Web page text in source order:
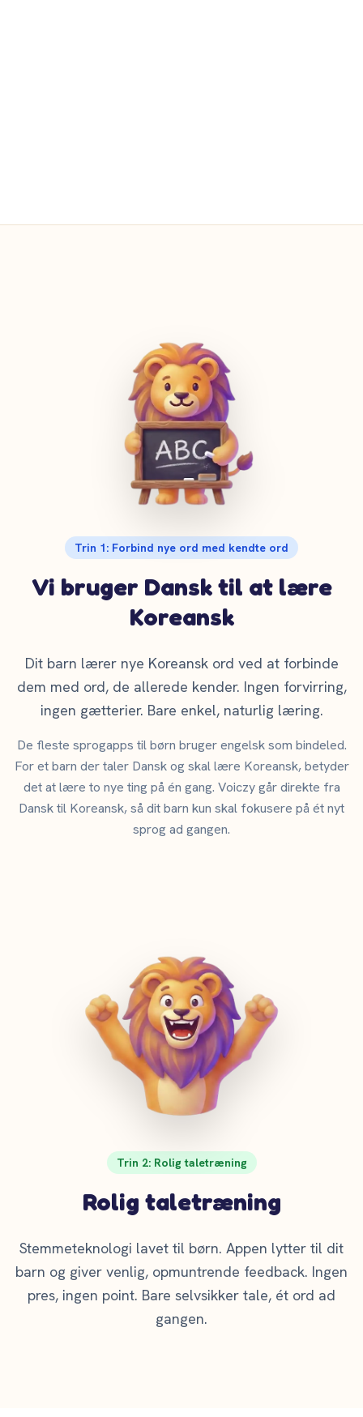
Trin 1: Forbind nye ord med kendte ord
Vi bruger Dansk til at lære
Koreansk
Dit barn lærer nye Koreansk ord ved at forbinde
dem med ord, de allerede kender. Ingen forvirring,
ingen gætterier. Bare enkel, naturlig læring.
De fleste sprogapps til børn bruger engelsk som bindeled.
For et barn der taler Dansk og skal lære Koreansk, betyder
det at lære to nye ting på én gang. Voiczy går direkte fra
Dansk til Koreansk, så dit barn kun skal fokusere på ét nyt
sprog ad gangen.
Trin 2: Rolig taletræning
Rolig taletræning
Stemmeteknologi lavet til børn. Appen lytter til dit
barn og giver venlig, opmuntrende feedback. Ingen
pres, ingen point. Bare selvsikker tale, ét ord ad
gangen.